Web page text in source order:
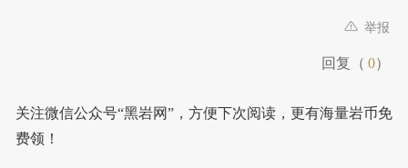
举报
回复（ 0）
关注微信公众号“黑岩网”，方便下次阅读，更有海量岩币免
费领！